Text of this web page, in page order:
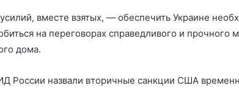
вместе взятых, — обеспечить Украине
на переговорах справедливого и прочного
дома.
России назвали вторичные санкции США